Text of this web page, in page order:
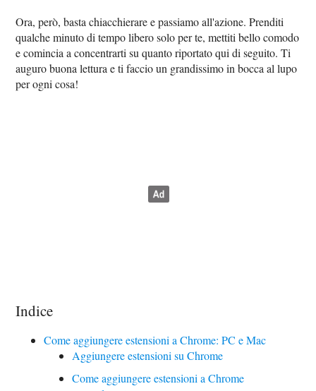
Ora, però, basta chiacchierare e passiamo all'azione. Prenditi
qualche minuto di tempo libero solo per te, mettiti bello comodo
e comincia a concentrarti su quanto riportato qui di seguito. Ti
auguro buona lettura e ti faccio un grandissimo in bocca al lupo
per ogni cosa!
Indice
Come aggiungere estensioni a Chrome: PC e Mac
Aggiungere estensioni su Chrome
Come aggiungere estensioni a Chrome